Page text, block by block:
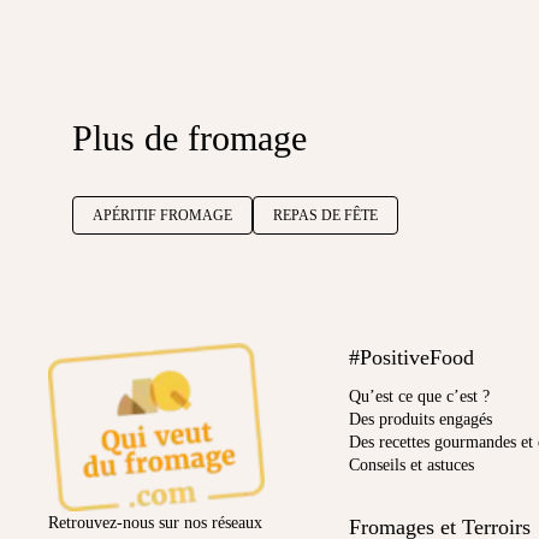
Plus de fromage
APÉRITIF FROMAGE REPAS DE FÊTE
Retrouvez-nous sur nos réseaux
#PositiveFood
Qu’est ce que c’est ?
Des produits engagés
Des recettes gourmandes
Conseils et astuces
Fromages et Terroirs